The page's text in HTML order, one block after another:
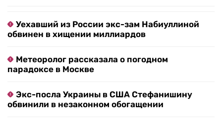
Уехавший из России экс-зам Набиуллиной
обвинен в хищении миллиардов
Метеоролог рассказала о погодном
парадоксе в Москве
Экс-посла Украины в США Стефанишину
обвинили в незаконном обогащении